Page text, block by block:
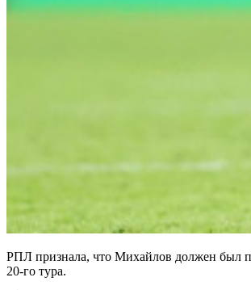
РПЛ признала, что Михайлов должен был
20-го тура.